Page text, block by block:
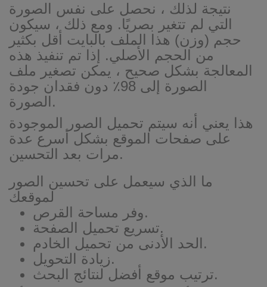
نتيجة لذلك ، نحصل على نفس الصورة
التي لم تتغير بصريًا. ومع ذلك ، سيكون
حجم (وزن) هذا الملف بالبايت أقل بكثير
من الحجم الأصلي. إذا تم تنفيذ هذه
المعالجة بشكل صحيح ، يمكن تصغير ملف
الصورة إلى 98٪ دون فقدان جودة
الصورة.
هذا يعني أنه سيتم تحميل الصور الموجودة
على صفحات الموقع بشكل أسرع عدة
مرات بعد التحسين.
ما الذي سيعمل على تحسين الصور
لموقعك
وفر مساحة القرص.
تسريع تحميل الصفحة.
الحد الأدنى من تحميل الخادم.
زيادة التحويل.
ترتيب موقع أفضل لنتائج البحث.